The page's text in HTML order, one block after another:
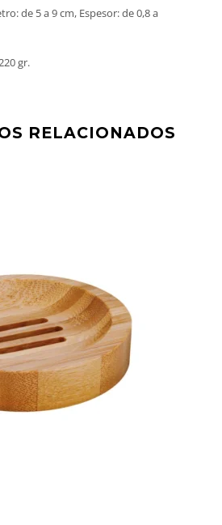
de 5 a 9 cm, Espesor: de 0,8 a
gr.
RELACIONADOS